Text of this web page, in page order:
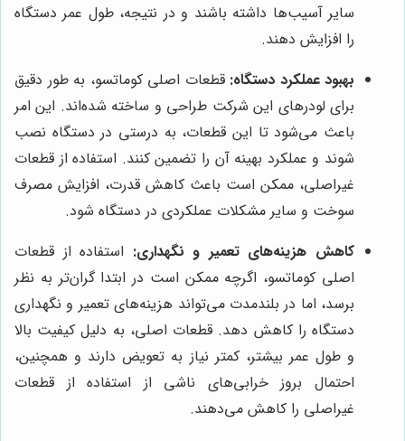
سایر آسیب‌ها داشته باشند و در نتیجه، طول عمر دستگاه
را افزایش دهند.
بهبود عملکرد دستگاه: قطعات اصلی کوماتسو، به طور دقیق
برای لودرهای این شرکت طراحی و ساخته شده‌اند. این امر
باعث می‌شود تا این قطعات، به درستی در دستگاه نصب
شوند و عملکرد بهینه آن را تضمین کنند. استفاده از قطعات
غیراصلی، ممکن است باعث کاهش قدرت، افزایش مصرف
سوخت و سایر مشکلات عملکردی در دستگاه شود.
کاهش هزینه‌های تعمیر و نگهداری: استفاده از قطعات
اصلی کوماتسو، اگرچه ممکن است در ابتدا گران‌تر به نظر
برسد، اما در بلندمدت می‌تواند هزینه‌های تعمیر و نگهداری
دستگاه را کاهش دهد. قطعات اصلی، به دلیل کیفیت بالا
و طول عمر بیشتر، کمتر نیاز به تعویض دارند و همچنین،
احتمال بروز خرابی‌های ناشی از استفاده از قطعات
غیراصلی را کاهش می‌دهند.